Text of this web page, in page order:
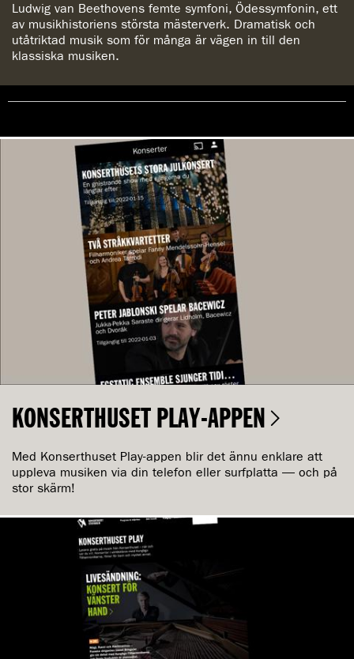
Ludwig van Beethovens femte symfoni, Ödessymfonin, ett
av musikhistoriens största mästerverk. Dramatisk och
utåtriktad musik som för många är vägen in till den
klassiska musiken.
KONSERTHUSET PLAY-APPEN
Med Konserthuset Play-appen blir det ännu enklare att
uppleva musiken via din telefon eller surfplatta — och på
stor skärm!